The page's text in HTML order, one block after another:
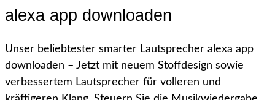
alexa app downloaden
Unser beliebtester smarter Lautsprecher alexa app
downloaden – Jetzt mit neuem Stoffdesign sowie
verbessertem Lautsprecher für volleren und